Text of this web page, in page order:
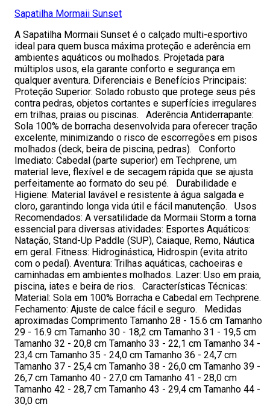
Sapatilha Mormaii Sunset
A Sapatilha Mormaii Sunset é o calçado multi-esportivo
ideal para quem busca máxima proteção e aderência em
ambientes aquáticos ou molhados. Projetada para
múltiplos usos, ela garante conforto e segurança em
qualquer aventura. Diferenciais e Benefícios Principais:
Proteção Superior: Solado robusto que protege seus pés
contra pedras, objetos cortantes e superfícies irregulares
em trilhas, praias ou piscinas. Aderência Antiderrapante:
Sola 100% de borracha desenvolvida para oferecer tração
excelente, minimizando o risco de escorregões em pisos
molhados (deck, beira de piscina, pedras). Conforto
Imediato: Cabedal (parte superior) em Techprene, um
material leve, flexível e de secagem rápida que se ajusta
perfeitamente ao formato do seu pé. Durabilidade e
Higiene: Material lavável e resistente à água salgada e
cloro, garantindo longa vida útil e fácil manutenção. Usos
Recomendados: A versatilidade da Mormaii Storm a torna
essencial para diversas atividades: Esportes Aquáticos:
Natação, Stand-Up Paddle (SUP), Caiaque, Remo, Náutica
em geral. Fitness: Hidroginástica, Hidrospin (evita atrito
com o pedal). Aventura: Trilhas aquáticas, cachoeiras e
caminhadas em ambientes molhados. Lazer: Uso em praia,
piscina, iates e beira de rios. Características Técnicas:
Material: Sola em 100% Borracha e Cabedal em Techprene.
Fechamento: Ajuste de calce fácil e seguro. Medidas
aproximadas Comprimento Tamanho 28 - 15.6 cm Tamanho
29 - 16.9 cm Tamanho 30 - 18,2 cm Tamanho 31 - 19,5 cm
Tamanho 32 - 20,8 cm Tamanho 33 - 22,1 cm Tamanho 34 -
23,4 cm Tamanho 35 - 24,0 cm Tamanho 36 - 24,7 cm
Tamanho 37 - 25,4 cm Tamanho 38 - 26,0 cm Tamanho 39 -
26,7 cm Tamanho 40 - 27,0 cm Tamanho 41 - 28,0 cm
Tamanho 42 - 28,7 cm Tamanho 43 - 29,4 cm Tamanho 44 -
30,0 cm